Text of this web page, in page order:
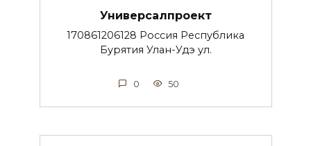
Универсалпроект
170861206128 Россия Республика
Бурятия Улан-Удэ ул.
0 50